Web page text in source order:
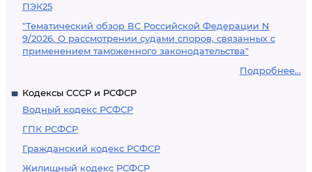
ПЭК25
"Тематический обзор ВС Российской Федерации N
9/2026. О рассмотрении судами споров, связанных с
применением таможенного законодательства"
Подробнее...
Кодексы СССР и РСФСР
Водный кодекс РСФСР
ГПК РСФСР
Гражданский кодекс РСФСР
Жилищный кодекс РСФСР